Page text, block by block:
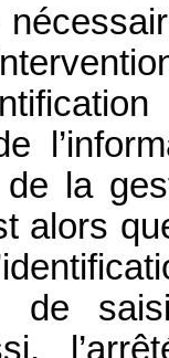
la
alors
de